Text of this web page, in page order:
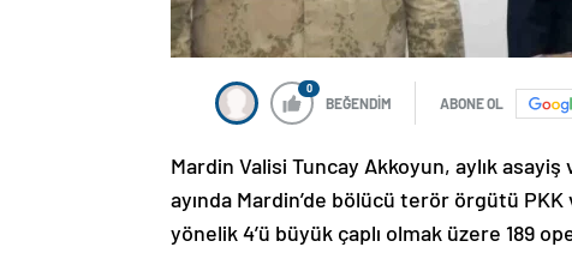
0
BEĞENDİM ABONE OL
Mardin Valisi Tuncay Akkoyun, aylık
ayında Mardin’de bölücü terör örgütü
yönelik 4’ü büyük çaplı olmak üzere 189